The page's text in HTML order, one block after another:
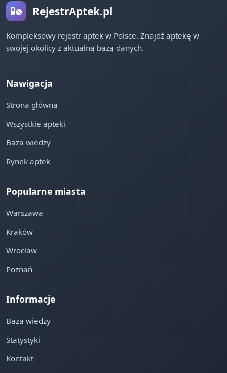
RejestrAptek.pl
Kompleksowy rejestr aptek w Polsce. Znajdź aptekę w
swojej okolicy z aktualną bazą danych.
Nawigacja
Strona główna
Wszystkie apteki
Baza wiedzy
Rynek aptek
Popularne miasta
Warszawa
Kraków
Wrocław
Poznań
Informacje
Baza wiedzy
Statystyki
Kontakt